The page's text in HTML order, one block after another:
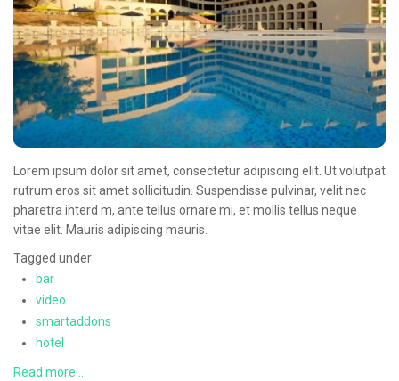
Lorem ipsum dolor sit amet, consectetur adipiscing elit. Ut volutpat
rutrum eros sit amet sollicitudin. Suspendisse pulvinar, velit nec
pharetra interd m, ante tellus ornare mi, et mollis tellus neque
vitae elit. Mauris adipiscing mauris.
Tagged under
bar
video
smartaddons
hotel
Read more...